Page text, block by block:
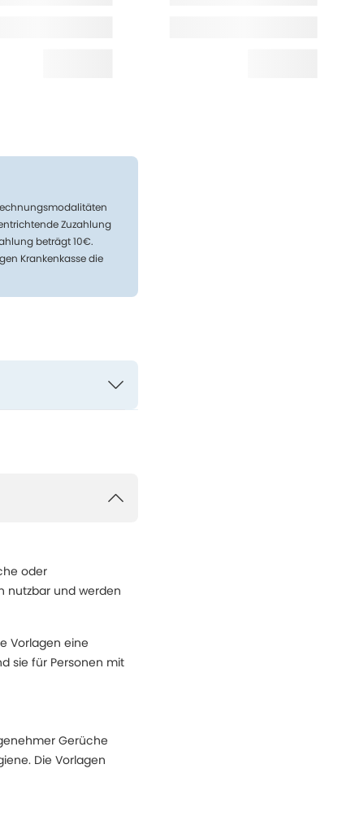
Zuzahlung
beträgt 10€.
Krankenkasse die
oder
nutzbar und werden
Vorlagen eine
sie für Personen mit
Gerüche
Die Vorlagen